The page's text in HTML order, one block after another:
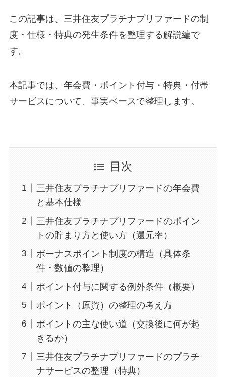
この記事は、三井住友プラチナプリファードの制
度・仕様・特典の発生条件を整理する解説編で
す。
本記事では、年会費・ポイント付与・特典・付帯
サービスについて、事実ベースで整理します。
目次
三井住友プラチナプリファードの年会費
と基本仕様
三井住友プラチナプリファードのポイン
トの貯まり方と使い方（還元率）
ボーナスポイント制度の構造（具体条
件・数値の整理）
ポイント付与に関する例外条件（概要）
ポイント（原資）の整理の考え方
ポイントの主な使い道（交換後に何が起
きるか）
三井住友プラチナプリファードのプラチ
ナサービスの整理（特典）